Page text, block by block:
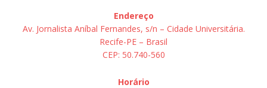
Endereço
Av. Jornalista Aníbal Fernandes, s/n – Cidade Universitária.
Recife-PE – Brasil
CEP: 50.740-560
Horário